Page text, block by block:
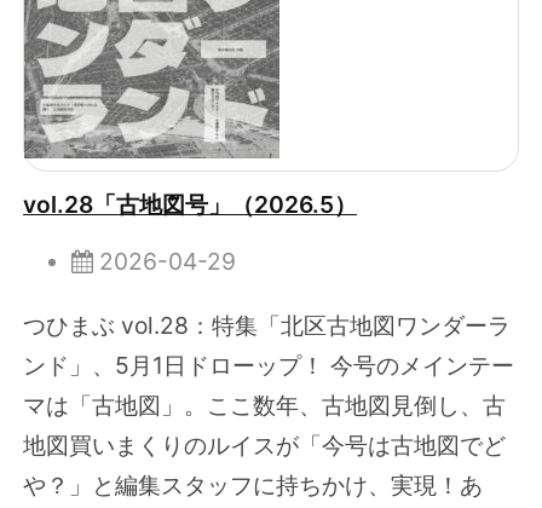
vol.28「古地図号」（2026.5）
2026-04-29
つひまぶ vol.28：特集「北区古地図ワンダーラ
ンド」、5月1日ドローップ！ 今号のメインテー
マは「古地図」。ここ数年、古地図見倒し、古
地図買いまくりのルイスが「今号は古地図でど
や？」と編集スタッフに持ちかけ、実現！あ